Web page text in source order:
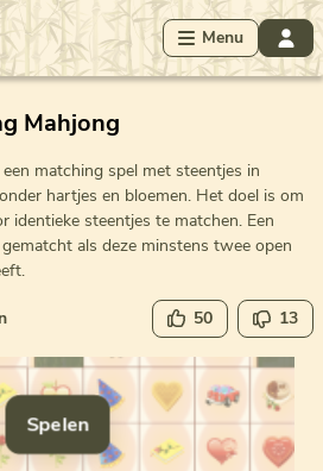
Menu
Mahjong
matching spel met steentjes in
hartjes en bloemen. Het doel is om
identieke steentjes te matchen. Een
als deze minstens twee open
50 13
Spelen